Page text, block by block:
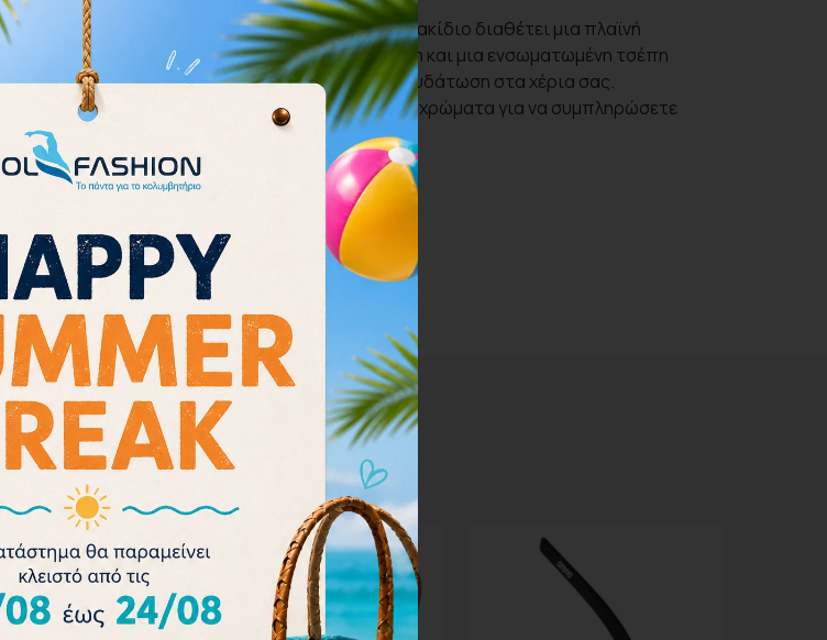
Ελαφρύ και λειτουργικό, αυτό το αθλητικό σακίδιο διαθέτει μια πλαϊνή
τσέπη με φερμουάρ για πρόσθετη οργάνωση και μια ενσωματωμένη τσέπη
για μπουκάλι νερού για να διατηρείτε την ενυδάτωση στα χέρια σας.
Επιλέξτε από μια σειρά από διασκεδαστικά χρώματα για να συμπληρώσετε
το προσωπικό σας στυλ!
Διαστάσεις: 25,25″Υ x 19″Π (40 λίτρα)
- 26%